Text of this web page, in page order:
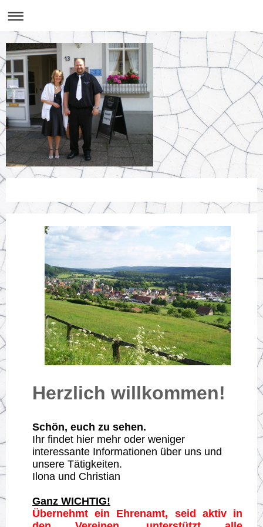
Herzlich willkommen!
Schön, euch zu sehen.
Ihr findet hier mehr oder weniger
interessante Informationen über uns und
unsere Tätigkeiten.
Ilona und Christian
Ganz WICHTIG!
Übernehmt ein Ehrenamt, seid aktiv in